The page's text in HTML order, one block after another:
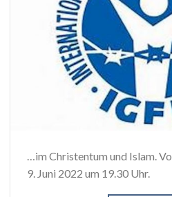
…im Christentum und Islam.
9. Juni 2022 um 19.30 Uhr.